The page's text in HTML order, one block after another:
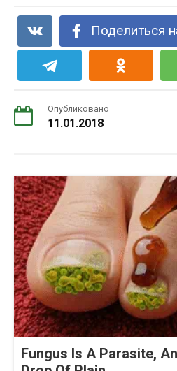
Поделиться
Опубликовано
11.01.2018
Fungus Is A Parasite,